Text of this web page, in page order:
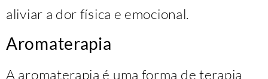
aliviar a dor física e emocional.
Aromaterapia
A aromaterapia é uma forma de terapia